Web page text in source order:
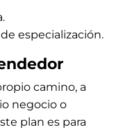
especialización.
camino, a
negocio o
plan es para